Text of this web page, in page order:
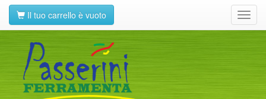
Il tuo carrello è vuoto